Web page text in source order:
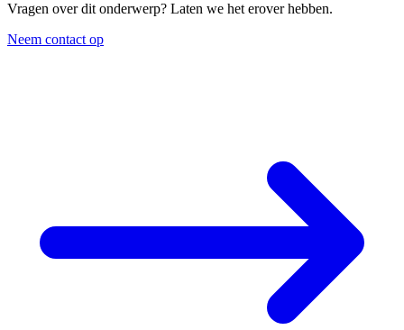
Vragen over dit onderwerp? Laten we het erover hebben.
Neem contact op